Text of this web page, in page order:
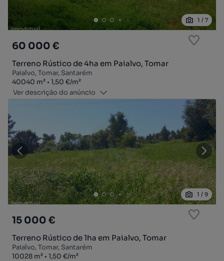
1 / 7
60 000 €
Terreno Rústico de 4ha em Paialvo, Tomar
Paialvo, Tomar, Santarém
Zona
40040 m²
Preço por metro quadrado
1,50 €/m²
Ver descrição do anúncio
1 / 9
15 000 €
Terreno Rústico de 1ha em Paialvo, Tomar
Paialvo, Tomar, Santarém
Zona
10028 m²
Preço por metro quadrado
1,50 €/m²